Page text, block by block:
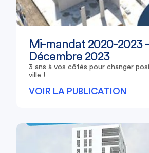
Mi-mandat 2020-2023
Décembre 2023
3 ans à vos côtés pour changer
ville !
VOIR LA PUBLICATION